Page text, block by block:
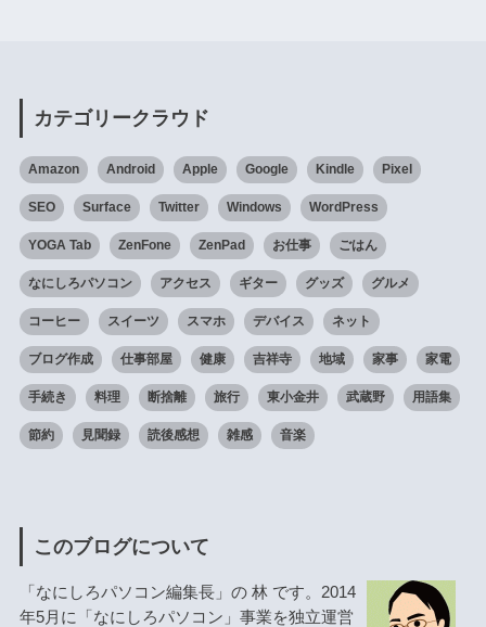
カテゴリークラウド
Amazon Android Apple Google Kindle Pixel
SEO Surface Twitter Windows WordPress
YOGA Tab ZenFone ZenPad お仕事 ごはん
なにしろパソコン アクセス ギター グッズ グルメ
コーヒー スイーツ スマホ デバイス ネット
ブログ作成 仕事部屋 健康 吉祥寺 地域 家事 家電
手続き 料理 断捨離 旅行 東小金井 武蔵野 用語集
節約 見聞録 読後感想 雑感 音楽
このブログについて
「なにしろパソコン編集長」の 林 です。2014
年5月に「なにしろパソコン」事業を独立運営